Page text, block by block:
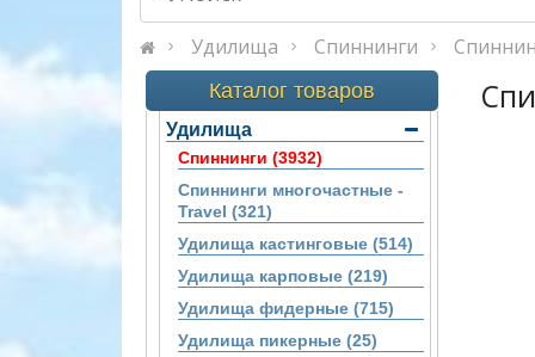
Удилища Спиннинги
Каталог товаров
Удилища
Спиннинги (3932)
Спиннинги многочастные -
Travel (321)
Удилища кастинговые (514)
Удилища карповые (219)
Удилища фидерные (715)
Удилища пикерные (25)